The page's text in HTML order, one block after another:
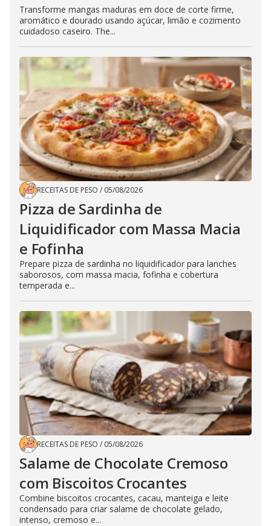
Transforme mangas maduras em doce de corte firme,
aromático e dourado usando açúcar, limão e cozimento
cuidadoso caseiro. The...
RECEITAS DE PESO / 05/08/2026
Pizza de Sardinha de
Liquidificador com Massa Macia
e Fofinha
Prepare pizza de sardinha no liquidificador para lanches
saborosos, com massa macia, fofinha e cobertura
temperada e...
RECEITAS DE PESO / 05/08/2026
Salame de Chocolate Cremoso
com Biscoitos Crocantes
Combine biscoitos crocantes, cacau, manteiga e leite
condensado para criar salame de chocolate gelado,
intenso, cremoso e...